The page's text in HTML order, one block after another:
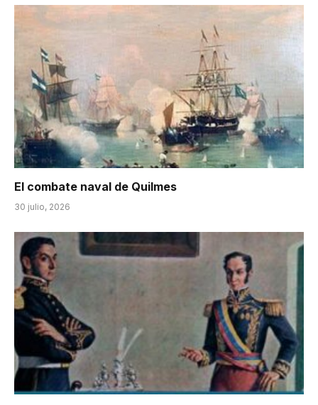
El combate naval de Quilmes
30 julio, 2026